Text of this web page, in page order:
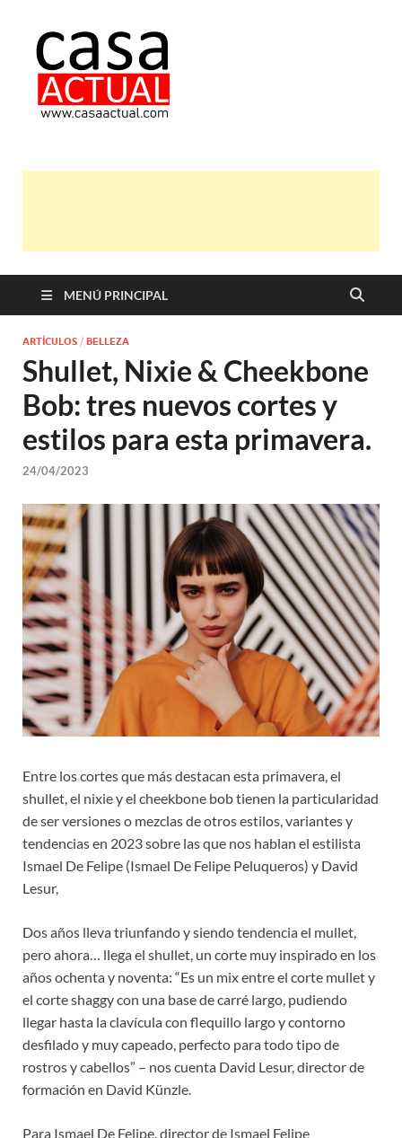
MENÚ PRINCIPAL
ARTÍCULOS / BELLEZA
Shullet, Nixie & Cheekbone
Bob: tres nuevos cortes y
estilos para esta primavera.
24/04/2023
Entre los cortes que más destacan esta primavera, el
shullet, el nixie y el cheekbone bob tienen la particularidad
de ser versiones o mezclas de otros estilos, variantes y
tendencias en 2023 sobre las que nos hablan el estilista
Ismael De Felipe (Ismael De Felipe Peluqueros) y David
Lesur,
Dos años lleva triunfando y siendo tendencia el mullet,
pero ahora… llega el shullet, un corte muy inspirado en los
años ochenta y noventa: “Es un mix entre el corte mullet y
el corte shaggy con una base de carré largo, pudiendo
llegar hasta la clavícula con flequillo largo y contorno
desfilado y muy capeado, perfecto para todo tipo de
rostros y cabellos” – nos cuenta David Lesur, director de
formación en David Künzle.
Para Ismael De Felipe, director de Ismael Felipe